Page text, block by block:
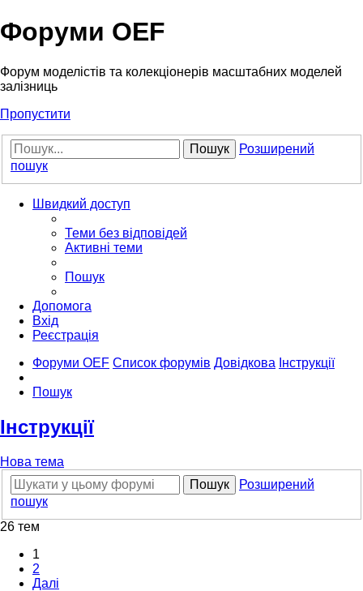
Форуми OEF
Форум моделістів та колекціонерів масштабних моделей
залізниць
Пропустити
Пошук
Розширений
пошук
Швидкий доступ
Теми без відповідей
Активні теми
Пошук
Допомога
Вхід
Реєстрація
Форуми OEF Список форумів Довідкова Інструкції
Пошук
Інструкції
Нова тема
Пошук
Розширений
пошук
26 тем
1
2
Далі